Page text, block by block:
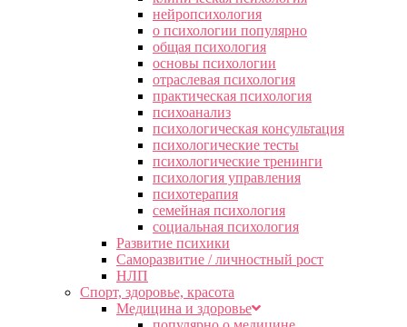
нейропсихология
о психологии популярно
общая психология
основы психологии
отраслевая психология
практическая психология
психоанализ
психологическая консультация
психологические тесты
психологические тренинги
психология управления
психотерапия
семейная психология
социальная психология
Развитие психики
Саморазвитие / личностный рост
НЛП
Спорт, здоровье, красота
Медицина и здоровье